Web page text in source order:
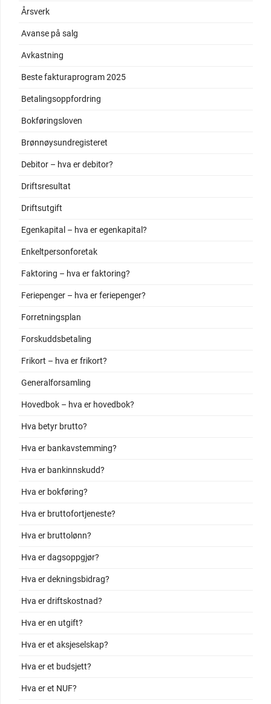
Årsverk
Avanse på salg
Avkastning
Beste fakturaprogram 2025
Betalingsoppfordring
Bokføringsloven
Brønnøysundregisteret
Debitor – hva er debitor?
Driftsresultat
Driftsutgift
Egenkapital – hva er egenkapital?
Enkeltpersonforetak
Faktoring – hva er faktoring?
Feriepenger – hva er feriepenger?
Forretningsplan
Forskuddsbetaling
Frikort – hva er frikort?
Generalforsamling
Hovedbok – hva er hovedbok?
Hva betyr brutto?
Hva er bankavstemming?
Hva er bankinnskudd?
Hva er bokføring?
Hva er bruttofortjeneste?
Hva er bruttolønn?
Hva er dagsoppgjør?
Hva er dekningsbidrag?
Hva er driftskostnad?
Hva er en utgift?
Hva er et aksjeselskap?
Hva er et budsjett?
Hva er et NUF?